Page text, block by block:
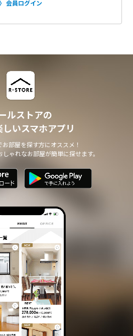
会員ログイン
ルストアの
いスマホアプリ
部屋を探す方にオススメ！
ゃれなお部屋が簡単に探せます。